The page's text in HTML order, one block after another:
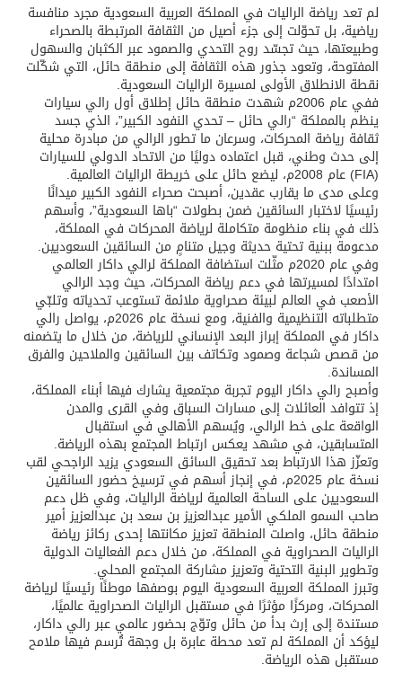
لم تعد رياضة الراليات في المملكة العربية السعودية مجرد منافسة
رياضية، بل تحوّلت إلى جزء أصيل من الثقافة المرتبطة بالصحراء
وطبيعتها، حيث تجسّد روح التحدي والصمود عبر الكثبان والسهول
المفتوحة، وتعود جذور هذه الثقافة إلى منطقة حائل، التي شكّلت
نقطة الانطلاق الأولى لمسيرة الراليات السعودية.
ففي عام 2006م شهدت منطقة حائل إطلاق أول رالي سيارات
ينظم بالمملكة “رالي حائل – تحدي النفود الكبير”، الذي جسد
ثقافة رياضة المحركات، وسرعان ما تطور الرالي من مبادرة محلية
إلى حدث وطني، قبل اعتماده دوليًا من الاتحاد الدولي للسيارات
(FIA) عام 2008م، ليضع حائل على خريطة الراليات العالمية.
وعلى مدى ما يقارب عقدين، أصبحت صحراء النفود الكبير ميدانًا
رئيسيًا لاختبار السائقين ضمن بطولات “باها السعودية”، وأسهم
ذلك في بناء منظومة متكاملة لرياضة المحركات في المملكة،
مدعومة ببنية تحتية حديثة وجيل متنامٍ من السائقين السعوديين.
وفي عام 2020م مثّلت استضافة المملكة لرالي داكار العالمي
امتدادًا لمسيرتها في دعم رياضة المحركات، حيث وجد الرالي
الأصعب في العالم لبيئة صحراوية ملائمة تستوعب تحدياته وتلبّي
متطلباته التنظيمية والفنية، ومع نسخة عام 2026م، يواصل رالي
داكار في المملكة إبراز البعد الإنساني للرياضة، من خلال ما يتضمنه
من قصص شجاعة وصمود وتكاتف بين السائقين والملاحين والفرق
المساندة.
وأصبح رالي داكار اليوم تجربة مجتمعية يشارك فيها أبناء المملكة،
إذ تتوافد العائلات إلى مسارات السباق وفي القرى والمدن
الواقعة على خط الرالي، ويُسهم الأهالي في استقبال
المتسابقين، في مشهد يعكس ارتباط المجتمع بهذه الرياضة.
وتعزّز هذا الارتباط بعد تحقيق السائق السعودي يزيد الراجحي لقب
نسخة عام 2025م، في إنجاز أسهم في ترسيخ حضور السائقين
السعوديين على الساحة العالمية لرياضة الراليات، وفي ظل دعم
صاحب السمو الملكي الأمير عبدالعزيز بن سعد بن عبدالعزيز أمير
منطقة حائل، واصلت المنطقة تعزيز مكانتها إحدى ركائز رياضة
الراليات الصحراوية في المملكة، من خلال دعم الفعاليات الدولية
وتطوير البنية التحتية وتعزيز مشاركة المجتمع المحلي.
وتبرز المملكة العربية السعودية اليوم بوصفها موطنًا رئيسيًا لرياضة
المحركات، ومركزًا مؤثرًا في مستقبل الراليات الصحراوية عالميًا،
مستندة إلى إرث بدأ من حائل وتوّج بحضور عالمي عبر رالي داكار،
ليؤكد أن المملكة لم تعد محطة عابرة بل وجهة تُرسم فيها ملامح
مستقبل هذه الرياضة.